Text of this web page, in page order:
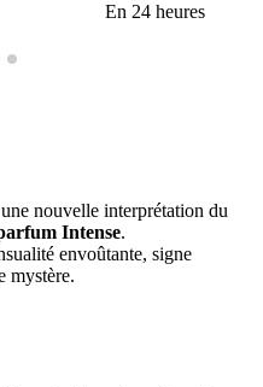
En 24 heures
nouvelle interprétation du
Intense.
envoûtante, signe
mystère.